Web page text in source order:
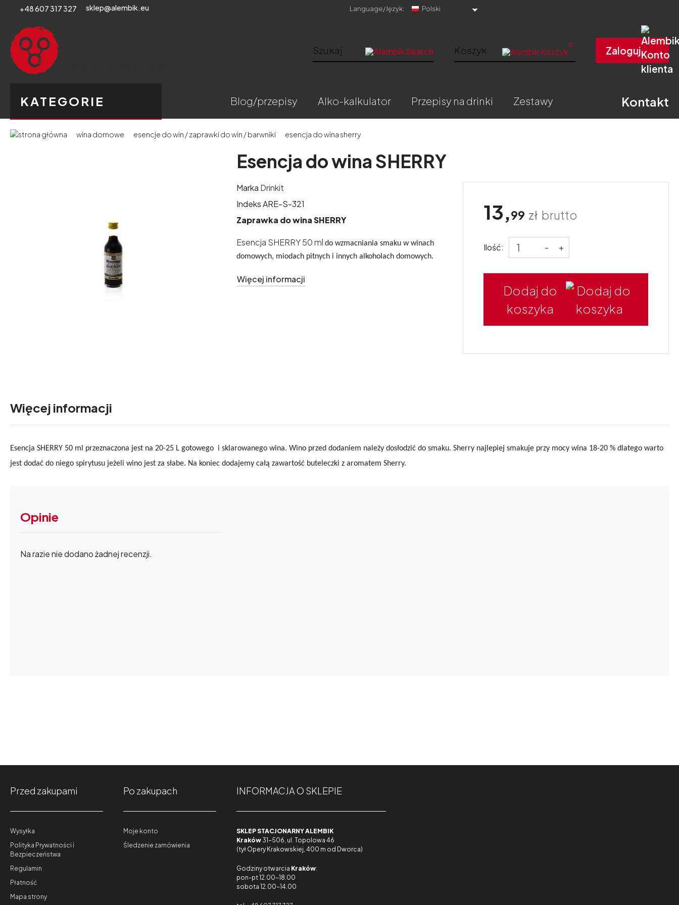
+48 607 317 327 sklep@alembik.eu Language/Język: Polski
Koszyk 0 Zaloguj
KATEGORIE blog/przepisy alko-kalkulator przepisy na drinki zestawy Kontakt
wina domowe esencje do win / zaprawki do win / barwniki esencja do wina sherry
Esencja do wina SHERRY
Marka Drinkit
IndeksARE-S-321
Zaprawka do wina SHERRY
Esencja SHERRY 50 ml do wzmacniania smaku w winach
domowych, miodach pitnych i innych alkoholach domowych.
Więcej informacji
13,99 zł brutto
Ilość: - +
Dodaj do
koszyka
Więcej informacji
Esencja SHERRY 50 ml przeznaczona jest na 20-25 L gotowego i sklarowanego wina. Wino przed dodaniem należy dosłodzić do smaku. Sherry najlepiej smakuje przy mocy wina 18-20 % dlatego warto
jest dodać do niego spirytusu jeżeli wino jest za słabe. Na koniec dodajemy całą zawartość buteleczki z aromatem Sherry.
Opinie
Na razie nie dodano żadnej recenzji.
Przed zakupami
Wysyłka
Polityka Prywatności i
Bezpieczeństwa
Regulamin
Płatność
Mapa strony
Po zakupach
Moje konto
Śledzenie zamówienia
INFORMACJA O SKLEPIE
SKLEP STACJONARNY ALEMBIK
Kraków 31-506, ul. Topolowa 46
(tył Opery Krakowskiej, 400 m od Dworca)
Godziny otwarcia Kraków:
pon-pt 12.00-18.00
sobota 12.00-14.00